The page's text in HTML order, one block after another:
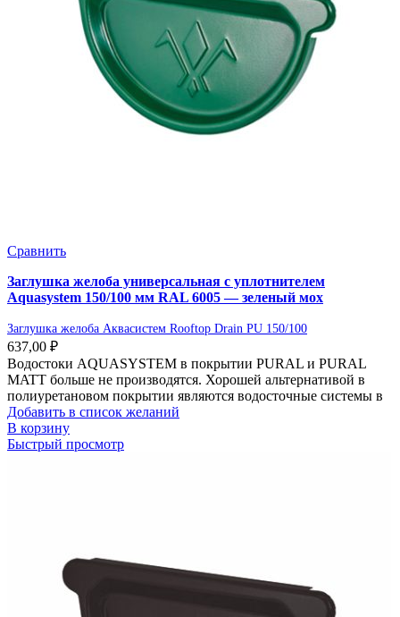
Сравнить
Заглушка желоба универсальная с уплотнителем
Aquasystem 150/100 мм RAL 6005 — зеленый мох
Заглушка желоба Аквасистем Rooftop Drain PU 150/100
637,00 ₽
Водостоки AQUASYSTEM в покрытии PURAL и PURAL
MATT больше не производятся. Хорошей альтернативой в
полиуретановом покрытии являются водосточные системы в
Добавить в список желаний
В корзину
Быстрый просмотр